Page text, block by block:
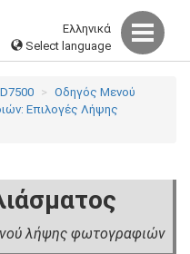
Ελληνικά
Select language
Οδηγός Mενού
Επιλογές Λήψης
λήψης φωτογραφιών